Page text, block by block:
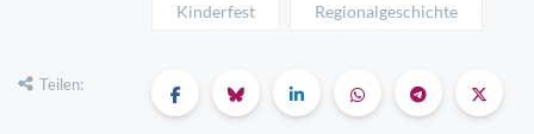
Kinderfest Regionalgeschichte
Teilen: